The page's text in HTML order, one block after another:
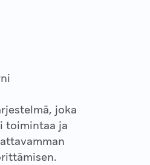
joka
toimintaa ja